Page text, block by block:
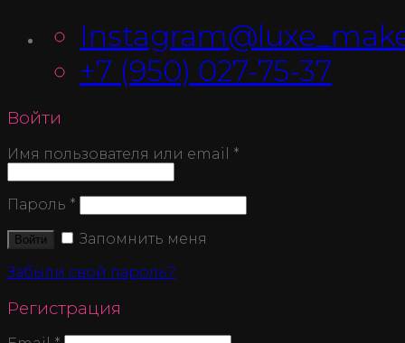
+7 (950) 027-75-37
Войти
Имя пользователя или email *
Пароль *
Войти
Запомнить меня
Забыли свой пароль?
Регистрация